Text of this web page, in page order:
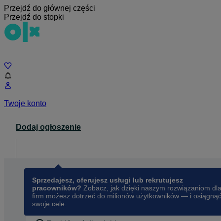
Przejdź do głównej części
Przejdź do stopki
Twoje konto
Dodaj ogłoszenie
Sprzedajesz, oferujesz usługi lub rekrutujesz
pracowników? Zobacz, jak dzięki naszym rozwiązaniom dla
firm możesz dotrzeć do milionów użytkowników — i osiągnąć
swoje cele.